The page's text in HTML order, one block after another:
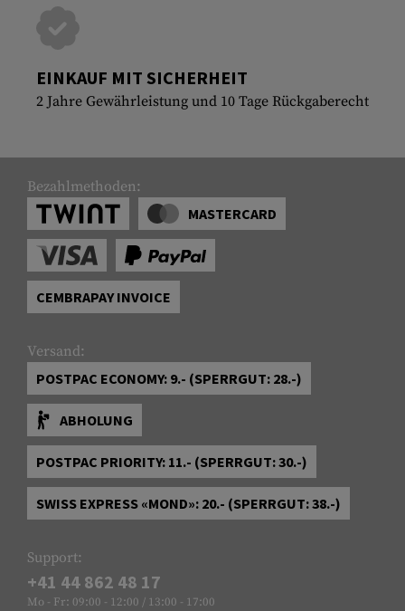
EINKAUF MIT SICHERHEIT
2 Jahre Gewährleistung und 10 Tage Rückgaberecht
Bezahlmethoden:
MASTERCARD
CEMBRAPAY INVOICE
Versand:
POSTPAC ECONOMY: 9.- (SPERRGUT: 28.-)
ABHOLUNG
POSTPAC PRIORITY: 11.- (SPERRGUT: 30.-)
SWISS EXPRESS «MOND»: 20.- (SPERRGUT: 38.-)
Support:
+41 44 862 48 17
Mo - Fr: 09:00 - 12:00 / 13:00 - 17:00